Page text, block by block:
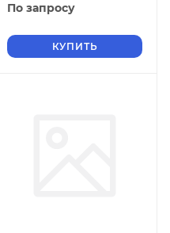
По запросу
КУПИТЬ